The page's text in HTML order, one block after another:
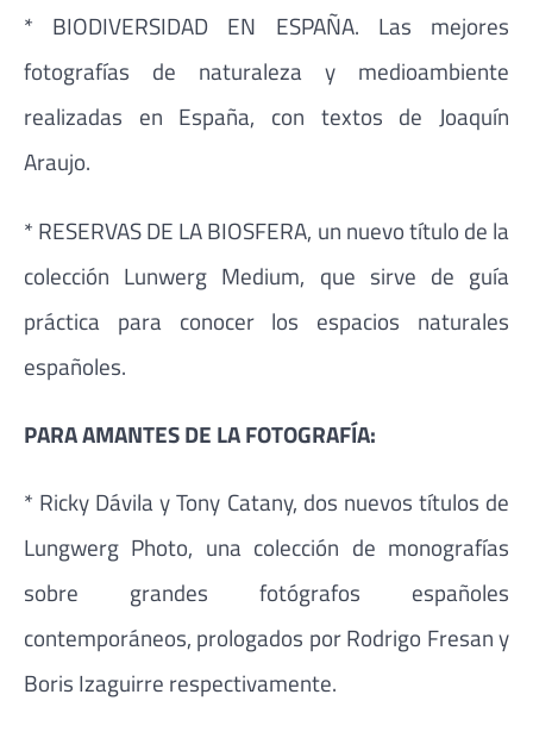
* BIODIVERSIDAD EN ESPAÑA. Las mejores
fotografías de naturaleza y medioambiente
realizadas en España, con textos de Joaquín
Araujo.
* RESERVAS DE LA BIOSFERA, un nuevo título de la
colección Lunwerg Medium, que sirve de guía
práctica para conocer los espacios naturales
españoles.
PARA AMANTES DE LA FOTOGRAFÍA:
* Ricky Dávila y Tony Catany, dos nuevos títulos de
Lungwerg Photo, una colección de monografías
sobre grandes fotógrafos españoles
contemporáneos, prologados por Rodrigo Fresan y
Boris Izaguirre respectivamente.